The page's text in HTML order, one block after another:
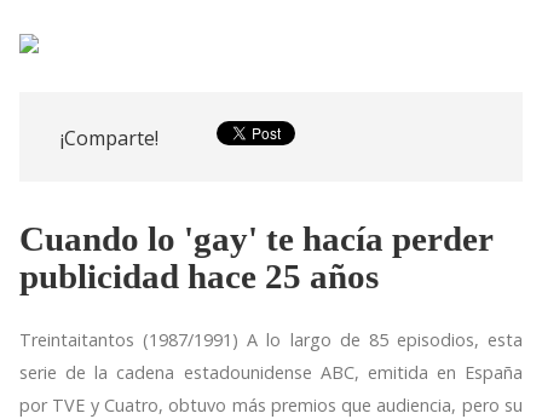
¡Comparte!
Cuando lo 'gay' te hacía perder
publicidad hace 25 años
Treintaitantos (1987/1991) A lo largo de 85 episodios, esta
serie de la cadena estadounidense ABC, emitida en España
por TVE y Cuatro, obtuvo más premios que audiencia, pero su